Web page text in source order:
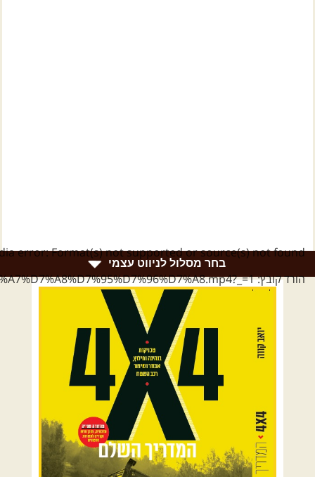
error: Format(s) not supported or source(s) not found
הורד קובץ: https://shvilim.co.il/wp-content/uploads/2024/05/%D7%9B%D7%A4%D7%AA%D7%95%D7%A8%D7%99%D7%9D-%D7%91%D7%9C%D7%A0%D7%93-%D7%A7%D7%A8%D7%95%D7%96%D7%A8.mp4?_=1
בחר מסלול לניווט עצמי
רמת הגולן וגליל עליון
כרמל ורמות מנשה
בקעת הירדן והשומרון
השרון ומישור החוף
הרי ירושלים והשפלה
מדבר יהודה וים המלח
צפון ומערב הנגב
הר הנגב והערבה